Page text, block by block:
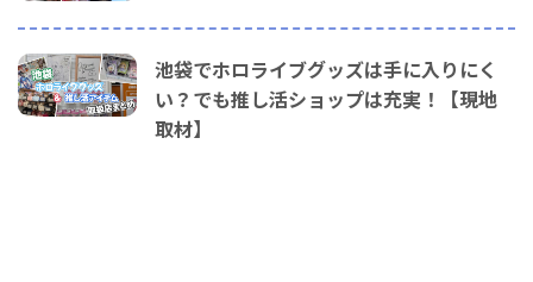
池袋でホロライブグッズは手に入りにく
い？でも推し活ショップは充実！【現地
取材】